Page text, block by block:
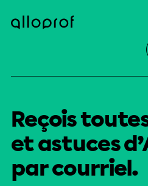
Reçois
et astuces
par courriel.